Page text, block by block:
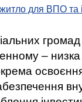
житло для ВПО
громад
–
освоєння